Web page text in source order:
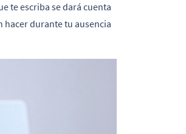
te escriba se dará cuenta
hacer durante tu ausencia